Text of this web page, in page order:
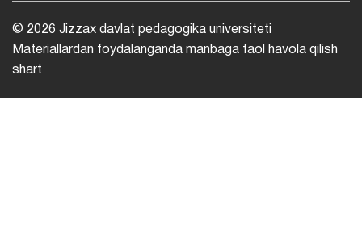
© 2026 Jizzax davlat pedagogika universiteti
Materiallardan foydalanganda manbaga faol havola qilish
shart